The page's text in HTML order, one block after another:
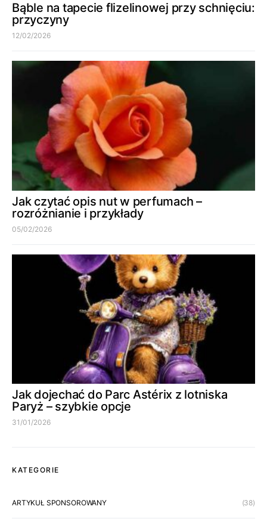
Bąble na tapecie flizelinowej przy schnięciu:
przyczyny
12/02/2026
Jak czytać opis nut w perfumach –
rozróżnianie i przykłady
05/02/2026
Jak dojechać do Parc Astérix z lotniska
Paryż – szybkie opcje
31/01/2026
KATEGORIE
ARTYKUŁ SPONSOROWANY (38)